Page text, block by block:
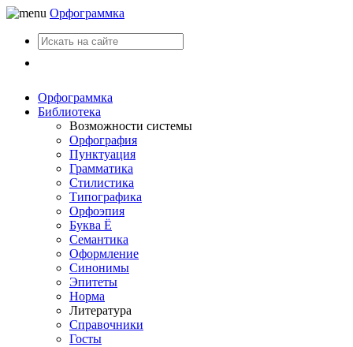
Орфограммка
Орфограммка
Библиотека
Возможности системы
Орфография
Пунктуация
Грамматика
Стилистика
Типографика
Орфоэпия
Буква Ё
Семантика
Оформление
Синонимы
Эпитеты
Норма
Литература
Справочники
Госты